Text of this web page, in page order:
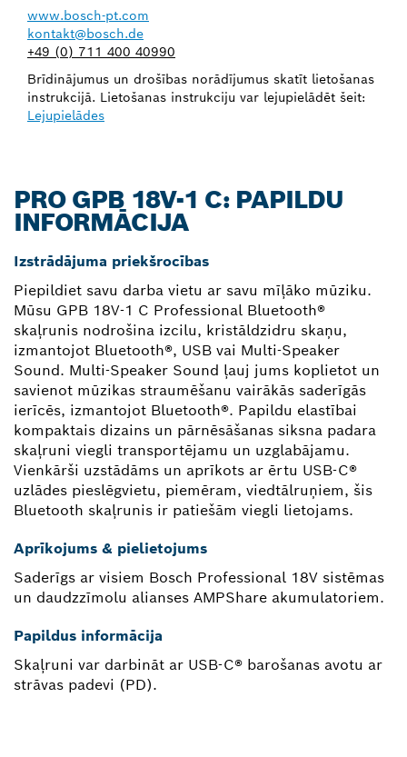
www.bosch-pt.com
kontakt@bosch.de
+49 (0) 711 400 40990
Brīdinājumus un drošības norādījumus skatīt lietošanas
instrukcijā. Lietošanas instrukciju var lejupielādēt šeit:
Lejupielādes
PRO GPB 18V-1 C: PAPILDU
INFORMĀCIJA
Izstrādājuma priekšrocības
Piepildiet savu darba vietu ar savu mīļāko mūziku.
Mūsu GPB 18V-1 C Professional Bluetooth®
skaļrunis nodrošina izcilu, kristāldzidru skaņu,
izmantojot Bluetooth®, USB vai Multi-Speaker
Sound. Multi-Speaker Sound ļauj jums koplietot un
savienot mūzikas straumēšanu vairākās saderīgās
ierīcēs, izmantojot Bluetooth®. Papildu elastībai
kompaktais dizains un pārnēsāšanas siksna padara
skaļruni viegli transportējamu un uzglabājamu.
Vienkārši uzstādāms un aprīkots ar ērtu USB-C®
uzlādes pieslēgvietu, piemēram, viedtālruņiem, šis
Bluetooth skaļrunis ir patiešām viegli lietojams.
Aprīkojums & pielietojums
Saderīgs ar visiem Bosch Professional 18V sistēmas
un daudzzīmolu alianses AMPShare akumulatoriem.
Papildus informācija
Skaļruni var darbināt ar USB-C® barošanas avotu ar
strāvas padevi (PD).